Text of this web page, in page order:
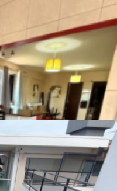
,Florianópolis
Whatsapp
• 2vagas